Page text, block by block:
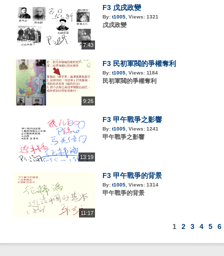
7:43
F3 戊戌政變
By: t1005 Views: 1321
戊戌政變
9:26
F3 民初軍閥的爭權奪利
By: t1005 Views: 1184
民初軍閥的爭權奪利
13:19
F3 甲午戰爭之影響
By: t1005 Views: 1241
甲午戰爭之影響
11:17
F3 甲午戰爭的背景
By: t1005 Views: 1314
甲午戰爭的背景
1 2 3 4 5 6